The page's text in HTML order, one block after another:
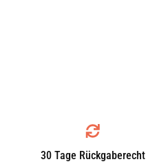
30 Tage Rückgaberecht